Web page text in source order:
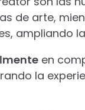
de arte,
ampliando
en
la